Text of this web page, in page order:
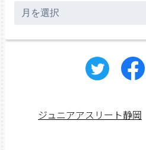
ー
ジュニアアスリート静岡